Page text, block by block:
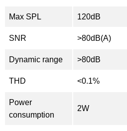
Max SPL 120dB
SNR >80dB(A)
Dynamic range >80dB
THD <0.1%
Power
consumption
2W